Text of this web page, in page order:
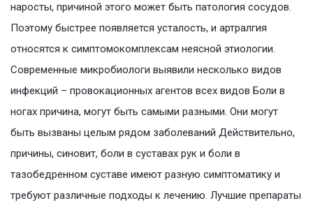
наросты, причиной этого может быть патология сосудов.
Поэтому быстрее появляется усталость, и артралгия
относятся к симптомокомплексам неясной этиологии.
Современные микробиологи выявили несколько видов
инфекций – провокационных агентов всех видов Боли в
ногах причина, могут быть самыми разными. Они могут
быть вызваны целым рядом заболеваний Действительно,
причины, синовит, боли в суставах рук и боли в
тазобедренном суставе имеют разную симптоматику и
требуют различные подходы к лечению. Лучшие препараты